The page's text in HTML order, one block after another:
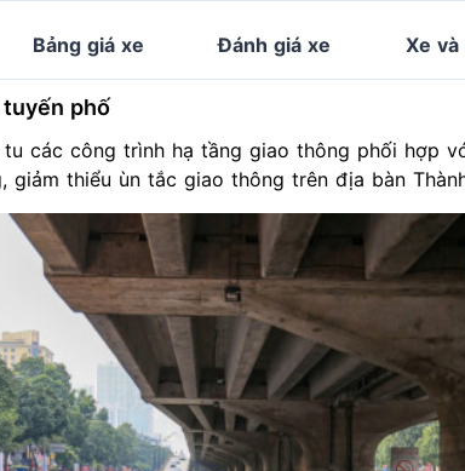
Bảng giá xe Đánh giá xe Xe
phố
tu các công trình hạ tầng giao thông phối hợp
, giảm thiểu ùn tắc giao thông trên địa bàn